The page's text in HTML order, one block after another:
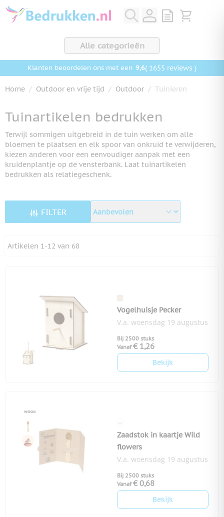
Ga naar de inhoud
View quote,
Bekijk
Alle categorieën
Klanten beoordelen ons met een 9,6( 1655 reviews )
Home / Outdoor en vrije tijd / Outdoor / Tuinieren
Tuinartikelen bedrukken
Terwijl sommigen uitgebreid in de tuin werken om alle
bloemen te plaatsen en elk spoor van onkruid te verwijderen,
kiezen anderen voor een eenvoudiger aanpak met een
kruidenplantje op de vensterbank. Laat tuinartikelen
bedrukken als relatiegeschenk.
FILTER
Artikelen 1-12 van 68
Vogelhuisje Pecker
V.a. woensdag 19 augustus
Bij 2500 stuks
Vanaf € 1,26
Bekijk
Zaadstok in kaartje Wild
flowers
V.a. woensdag 19 augustus
Bij 2500 stuks
Vanaf € 0,68
Bekijk